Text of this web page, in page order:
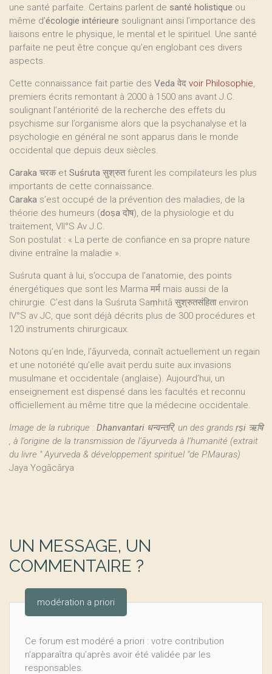
une santé parfaite. Certains parlent de santé holistique ou
même d’écologie intérieure soulignant ainsi l’importance des
liaisons entre le physique, le mental et le spirituel. Une santé
parfaite ne peut être conçue qu’en englobant ces divers
aspects.
Cette connaissance fait partie des Veda वेद voir Philosophie,
premiers écrits remontant à 2000 à 1500 ans avant J.C.
soulignant l’antériorité de la recherche des effets du
psychisme sur l’organisme alors que la psychanalyse et la
psychologie en général ne sont apparus dans le monde
occidental que depuis deux siècles.
Caraka चरक et Suśruta सुश्रुत furent les compilateurs les plus
importants de cette connaissance.
Caraka s’est occupé de la prévention des maladies, de la
théorie des humeurs (doṣa दोष), de la physiologie et du
traitement, VII°S Av J.C.
Son postulat : « La perte de confiance en sa propre nature
divine entraîne la maladie ».
Suśruta quant à lui, s’occupa de l’anatomie, des points
énergétiques que sont les Marma मर्म mais aussi de la
chirurgie. C’est dans la Suśruta Saṃhitā सुश्रुतसंहिता environ
IV°S av JC, que sont déjà décrits plus de 300 procédures et
120 instruments chirurgicaux.
Notons qu’en Inde, l’āyurveda, connaît actuellement un regain
et une notoriété qu’elle avait perdu suite aux invasions
musulmane et occidentale (anglaise). Aujourd’hui, un
enseignement est dispensé dans les facultés et reconnu
officiellement au même titre que la médecine occidentale.
Image de la rubrique : Dhanvantari धन्वन्तरि, un des grands ṛṣi ऋषि
, à l’origine de la transmission de l’āyurveda à l’humanité (extrait
du livre " Ayurveda & développement spirituel "de P.Mauras)
Jaya Yogācārya
UN MESSAGE, UN
COMMENTAIRE ?
modération a priori
Ce forum est modéré a priori : votre contribution
n’apparaîtra qu’après avoir été validée par les
responsables.